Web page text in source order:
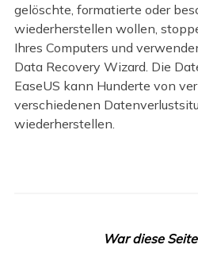
gelöschte, formatierte oder
wiederherstellen wollen,
Ihres Computers und
Data Recovery Wizard. Die
EaseUS kann Hunderte von
verschiedenen
wiederherstellen.
War diese